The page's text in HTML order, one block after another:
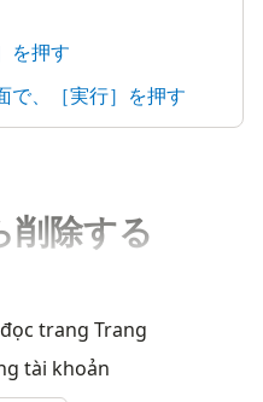
を押す
で、［実行］を押す
削除する
trang Trang
tài khoản